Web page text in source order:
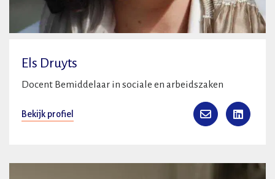
Els Druyts
Docent Bemiddelaar in sociale en arbeidszaken
Bekijk profiel